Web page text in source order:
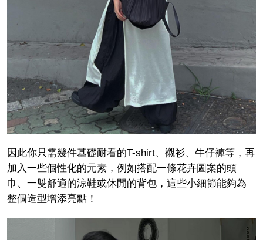
因此你只需幾件基礎耐看的T-shirt、襯衫、牛仔褲等，再
加入一些個性化的元素，例如搭配一條花卉圖案的頭
巾、一雙舒適的涼鞋或休閒的背包，這些小細節能夠為
整個造型增添亮點！